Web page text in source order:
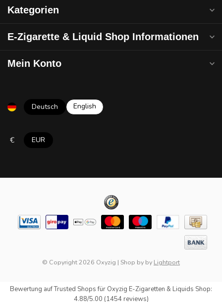
Kategorien
E-Zigarette & Liquid Shop Informationen
Mein Konto
Deutsch English
€ EUR
© Copyright 2026 Oxyzig | Shop by by Lightport
Bewertung aufTrusted Shopsfür Oxyzig E-Zigaretten & Liquids Shop:
4.88/5.00 (1454 reviews)